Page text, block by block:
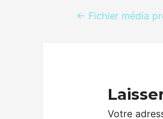
← Fichier média
Votre